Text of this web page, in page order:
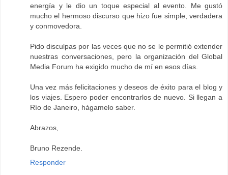
energía y le dio un toque especial al evento. Me gustó
mucho el hermoso discurso que hizo fue simple, verdadera
y conmovedora.
Pido disculpas por las veces que no se le permitió extender
nuestras conversaciones, pero la organización del Global
Media Forum ha exigido mucho de mí en esos días.
Una vez más felicitaciones y deseos de éxito para el blog y
los viajes. Espero poder encontrarlos de nuevo. Si llegan a
Río de Janeiro, hágamelo saber.
Abrazos,
Bruno Rezende.
Responder